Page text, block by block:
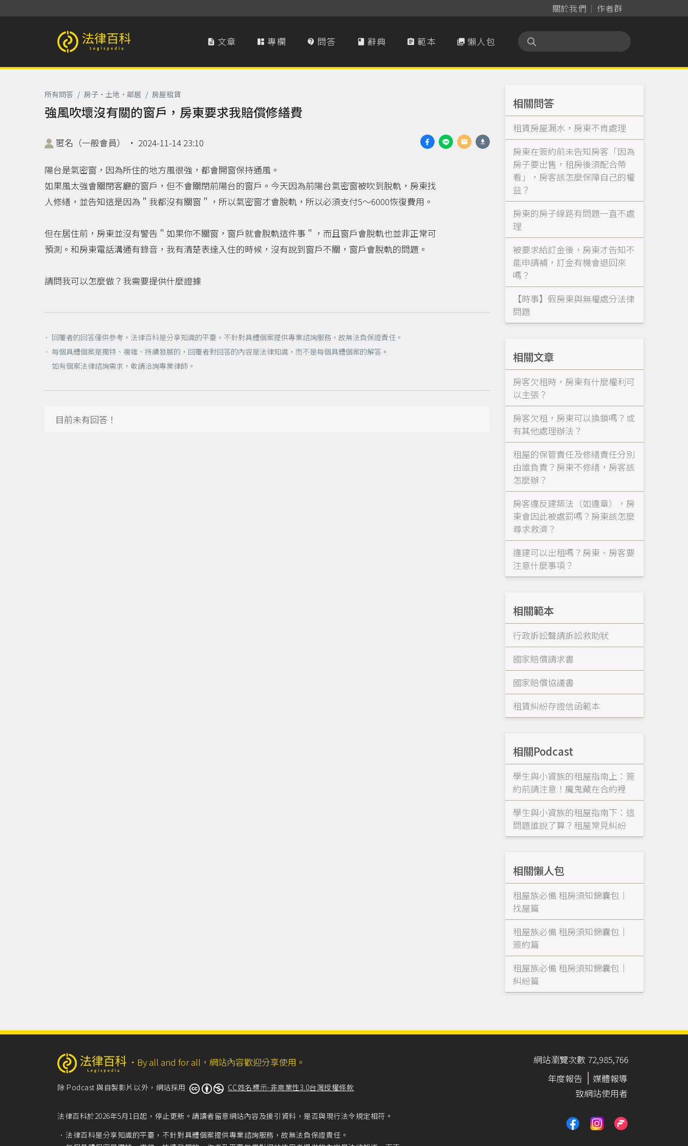
關於我們 作者群
法律百科 Legispedia  文章  專欄  問答  辭典  範本  懶人包
所有問答 / 房子‧土地‧鄰居 / 房屋租賃
強風吹壞沒有關的窗戶，房東要求我賠償修繕費
匿名（一般會員） ‧ 2024-11-14 23:10
陽台是氣密窗，因為所住的地方風很強，都會開窗保持通風。
如果風太強會關閉客廳的窗戶，但不會關閉前陽台的窗戶。今天因為前陽台氣密窗被吹到脫軌，房東找
人修繕，並告知這是因為＂我都沒有關窗＂，所以氣密窗才會脫軌，所以必須支付5～6000恢復費用。
但在居住前，房東並沒有警告＂如果你不關窗，窗戶就會脫軌這件事＂，而且窗戶會脫軌也並非正常可
預測。和房東電話溝通有錄音，我有清楚表達入住的時候，沒有說到窗戶不關，窗戶會脫軌的問題。
請問我可以怎麼做？我需要提供什麼證據
． 回覆者的回答僅供參考，法律百科是分享知識的平臺，不針對具體個案提供專業諮詢服務，故無法負保證責任。
． 每個具體個案是獨特、複雜、持續發展的，回覆者對回答的內容是法律知識，而不是每個具體個案的解答。
如有個案法律諮詢需求，敬請洽詢專業律師。
目前未有回答！
相關問答
租賃房屋漏水，房東不肯處理
房東在簽約前未告知房客「因為
房子要出售，租房後須配合帶
看」，房客該怎麼保障自己的權
益？
房東的房子線路有問題一直不處
理
被要求給訂金後，房東才告知不
能申請補，訂金有機會退回來
嗎？
【時事】假房東與無權處分法律
問題
相關文章
房客欠租時，房東有什麼權利可
以主張？
房客欠租，房東可以換鎖嗎？或
有其他處理辦法？
租屋的保管責任及修繕責任分別
由誰負責？房東不修繕，房客該
怎麼辦？
房客違反建築法（如違章），房
東會因此被處罰嗎？房東該怎麼
尋求救濟？
違建可以出租嗎？房東、房客要
注意什麼事項？
相關範本
行政訴訟聲請訴訟救助狀
國家賠償請求書
國家賠償協議書
租賃糾紛存證信函範本
相關Podcast
學生與小資族的租屋指南上：簽
約前請注意！魔鬼藏在合約裡
學生與小資族的租屋指南下：這
問題誰說了算？租屋常見糾紛
相關懶人包
租屋族必備 租房須知錦囊包︱
找屋篇
租屋族必備 租房須知錦囊包｜
簽約篇
租屋族必備 租房須知錦囊包｜
糾紛篇
‧ By all and for all，網站內容歡迎分享使用。
除 Podcast 與自製影片以外，網站採用 CC姓名標示-非商業性3.0台灣授權條款
法律百科於2026年5月1日起，停止更新。請讀者留意網站內容及援引資料，是否與現行法令規定相符。
法律百科是分享知識的平臺，不針對具體個案提供專業諮詢服務，故無法負保證責任。
網站瀏覽次數 72,985,766
年度報告
媒體報導
致網站使用者